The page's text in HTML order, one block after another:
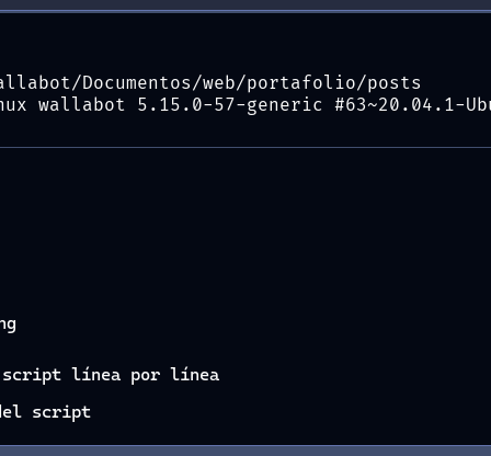
Documentos/web/portafolio/posts
5.15.0-57-generic #63~20.04.1-
script línea por línea
script